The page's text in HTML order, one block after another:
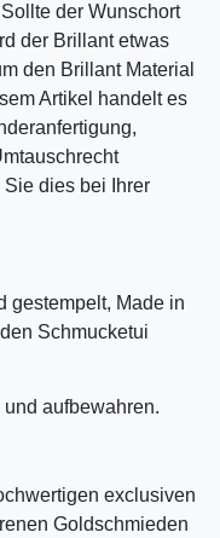
der Wunschort
der Brillant etwas
den Brillant Material
Artikel handelt es
dies bei Ihrer
gestempelt, Made in
Schmucketui
aufbewahren.
exclusiven
Goldschmieden